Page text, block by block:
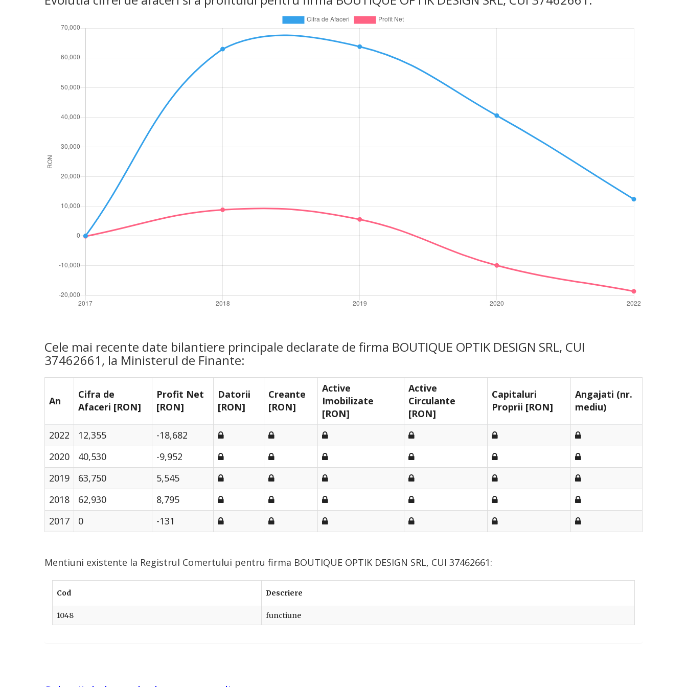
Cele mai recente date bilantiere principale declarate de firma BOUTIQUE OPTIK DESIGN SRL, CUI
37462661, la Ministerul de Finante:
An
Cifra de
Afaceri [RON]
Profit Net
[RON]
Datorii
[RON]
Creante
[RON]
Active
Imobilizate
[RON]
Active
Circulante
[RON]
Capitaluri
Proprii [RON]
Angajati (nr.
mediu)
2022 12,355
-18,682
2020
40,530
-9,952
2019
63,750
5,545
2018
62,930
8,795
2017
0 -131
Mentiuni existente la Registrul Comertului pentru firma BOUTIQUE OPTIK DESIGN SRL, CUI 37462661:
Cod Descriere
1048 functiune